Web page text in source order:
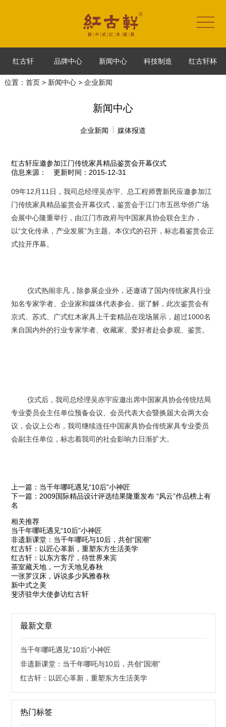
红古轩 品牌中心 新闻中心 科技制造 红古轩杯
位置： 首页> 新闻中心> 企业新闻
新闻中心
企业新闻 媒体报道
红古轩应邀参加江门传统家具精品鉴赏会开幕仪式
信息来源：
更新时间：2015-12-31
09年12月11日，我司总经理吴赤宇、总工程师曹新民应邀参加江
门传统家具精品鉴赏会开幕仪式，鉴赏会于江门市五邑华侨广场
会展中心隆重举行，由江门市政府与中国家具协会联合主办，
以“文化传承，产业发展”为主题。本仪式的召开，标志着鉴赏会正
式拉开序幕。
仪式热闹非凡，除参展企业外，还邀请了国内传统家具行业
知名专家学者、企业家和媒体代表参会。据了解，此次鉴赏会有
京式、苏式、广式红木家具上千套精品在现场展示，超过1000名
来自国内外的行业专家学者、收藏家、爱好者赴会参观、鉴赏。
仪式后，我司总经理吴赤宇应邀出席中国家具协会传统结局
专业委员会主任单位预备会议、会员代表大会暨换届大会两大会
议，会议上公布，我司继续连任中国家具协会传统家具专业委员
会副主任单位，标志着我司的社会影响力日渐扩大。
上一篇：当千年哪吒遇见“10后”小神匠
下一篇：2009国际精品设计评选结果隆重发布 “风云”作品榜上有
名
相关推荐
当千年哪吒遇见“10后”小神匠
非遗新课堂：当千年哪吒与10后，共创“国潮”
红古轩：以匠心革新，重塑东方生活美学
红古轩：以东方客厅，待世界来宾
茶室藏天地，一方天地见春秋
一张罗汉床，诉说多少风雅春秋
新中式之美
斐济驻华大使参访红古轩
最新文章
当千年哪吒遇见“10后”小神匠
非遗新课堂：当千年哪吒与10后，共创“国潮”
红古轩：以匠心革新，重塑东方生活美学
热门标签